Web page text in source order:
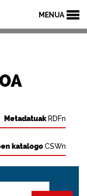
MENUA
Metadatuak RDFn
katalogoCSWn